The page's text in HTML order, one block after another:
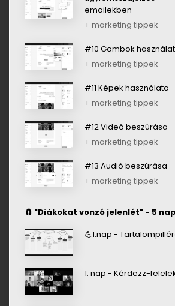
emailekben
+ marketing tippek
#10 Gombok
+ marketing tippek
#11 Képek használata
+ marketing tippek
#12 Videó beszúrása
+ marketing tippek
#13 Audió beszúrása
+ marketing tippek
🧲 "Diákokat vonzó jelenlét" - 5
💪1.nap -
1. nap - Kérdezz-